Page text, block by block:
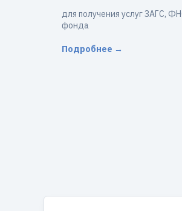
для получения услуг ЗАГС,
фонда
Подробнее →